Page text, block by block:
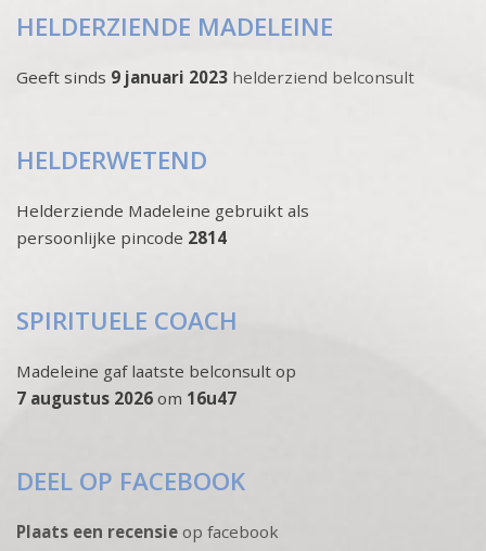
HELDERZIENDE MADELEINE
Geeft sinds 9 januari 2023 helderziend belconsult
HELDERWETEND
Helderziende Madeleine gebruikt als
persoonlijke pincode 2814
SPIRITUELE COACH
Madeleine gaf laatste belconsult op
7 augustus 2026 om 16u47
DEEL OP FACEBOOK
Plaats een recensie op facebook